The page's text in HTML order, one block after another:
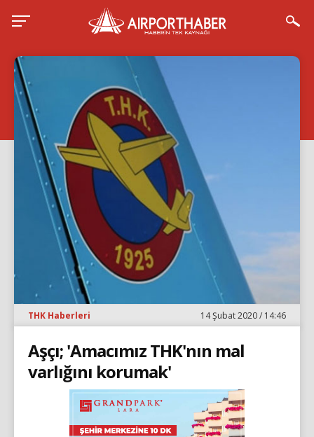
THK Haberleri 14 Şubat 2020 / 14:46
Aşçı; 'Amacımız THK'nın mal
varlığını korumak'